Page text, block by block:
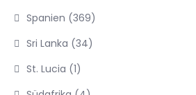
Spanien (369)
Sri Lanka (34)
St. Lucia (1)